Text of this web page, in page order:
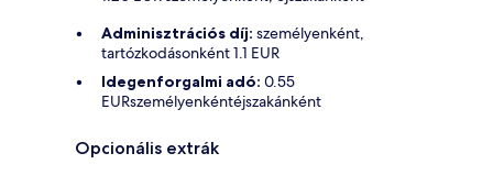
Adminisztrációs díj: személyenként,
tartózkodásonként 1.1 EUR
Idegenforgalmi adó: 0.55
EURszemélyenkéntéjszakánként
Opcionális extrák